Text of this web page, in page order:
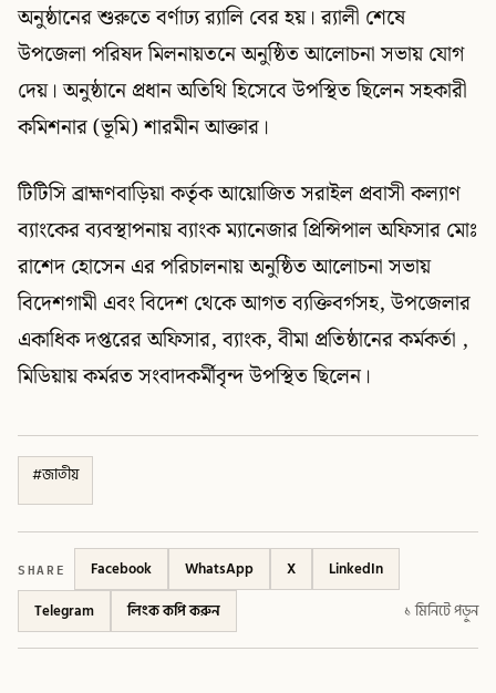
অনুষ্ঠানের শুরুতে বর্ণাঢ্য র‍্যালি বের হয়। র‍্যালী শেষে
উপজেলা পরিষদ মিলনায়তনে অনুষ্ঠিত আলোচনা সভায় যোগ
দেয়। অনুষ্ঠানে প্রধান অতিথি হিসেবে উপস্থিত ছিলেন সহকারী
কমিশনার (ভূমি) শারমীন আক্তার।
টিটিসি ব্রাহ্মণবাড়িয়া কর্তৃক আয়োজিত সরাইল প্রবাসী কল্যাণ
ব্যাংকের ব্যবস্থাপনায় ব্যাংক ম্যানেজার প্রিন্সিপাল অফিসার মোঃ
রাশেদ হোসেন এর পরিচালনায় অনুষ্ঠিত আলোচনা সভায়
বিদেশগামী এবং বিদেশ থেকে আগত ব্যক্তিবর্গসহ, উপজেলার
একাধিক দপ্তরের অফিসার, ব্যাংক, বীমা প্রতিষ্ঠানের কর্মকর্তা ,
মিডিয়ায় কর্মরত সংবাদকর্মীবৃন্দ উপস্থিত ছিলেন।
#জাতীয়
SHARE Facebook WhatsApp X
LinkedIn
Telegram
লিংক কপি করুন ১ মিনিটে পড়ুন